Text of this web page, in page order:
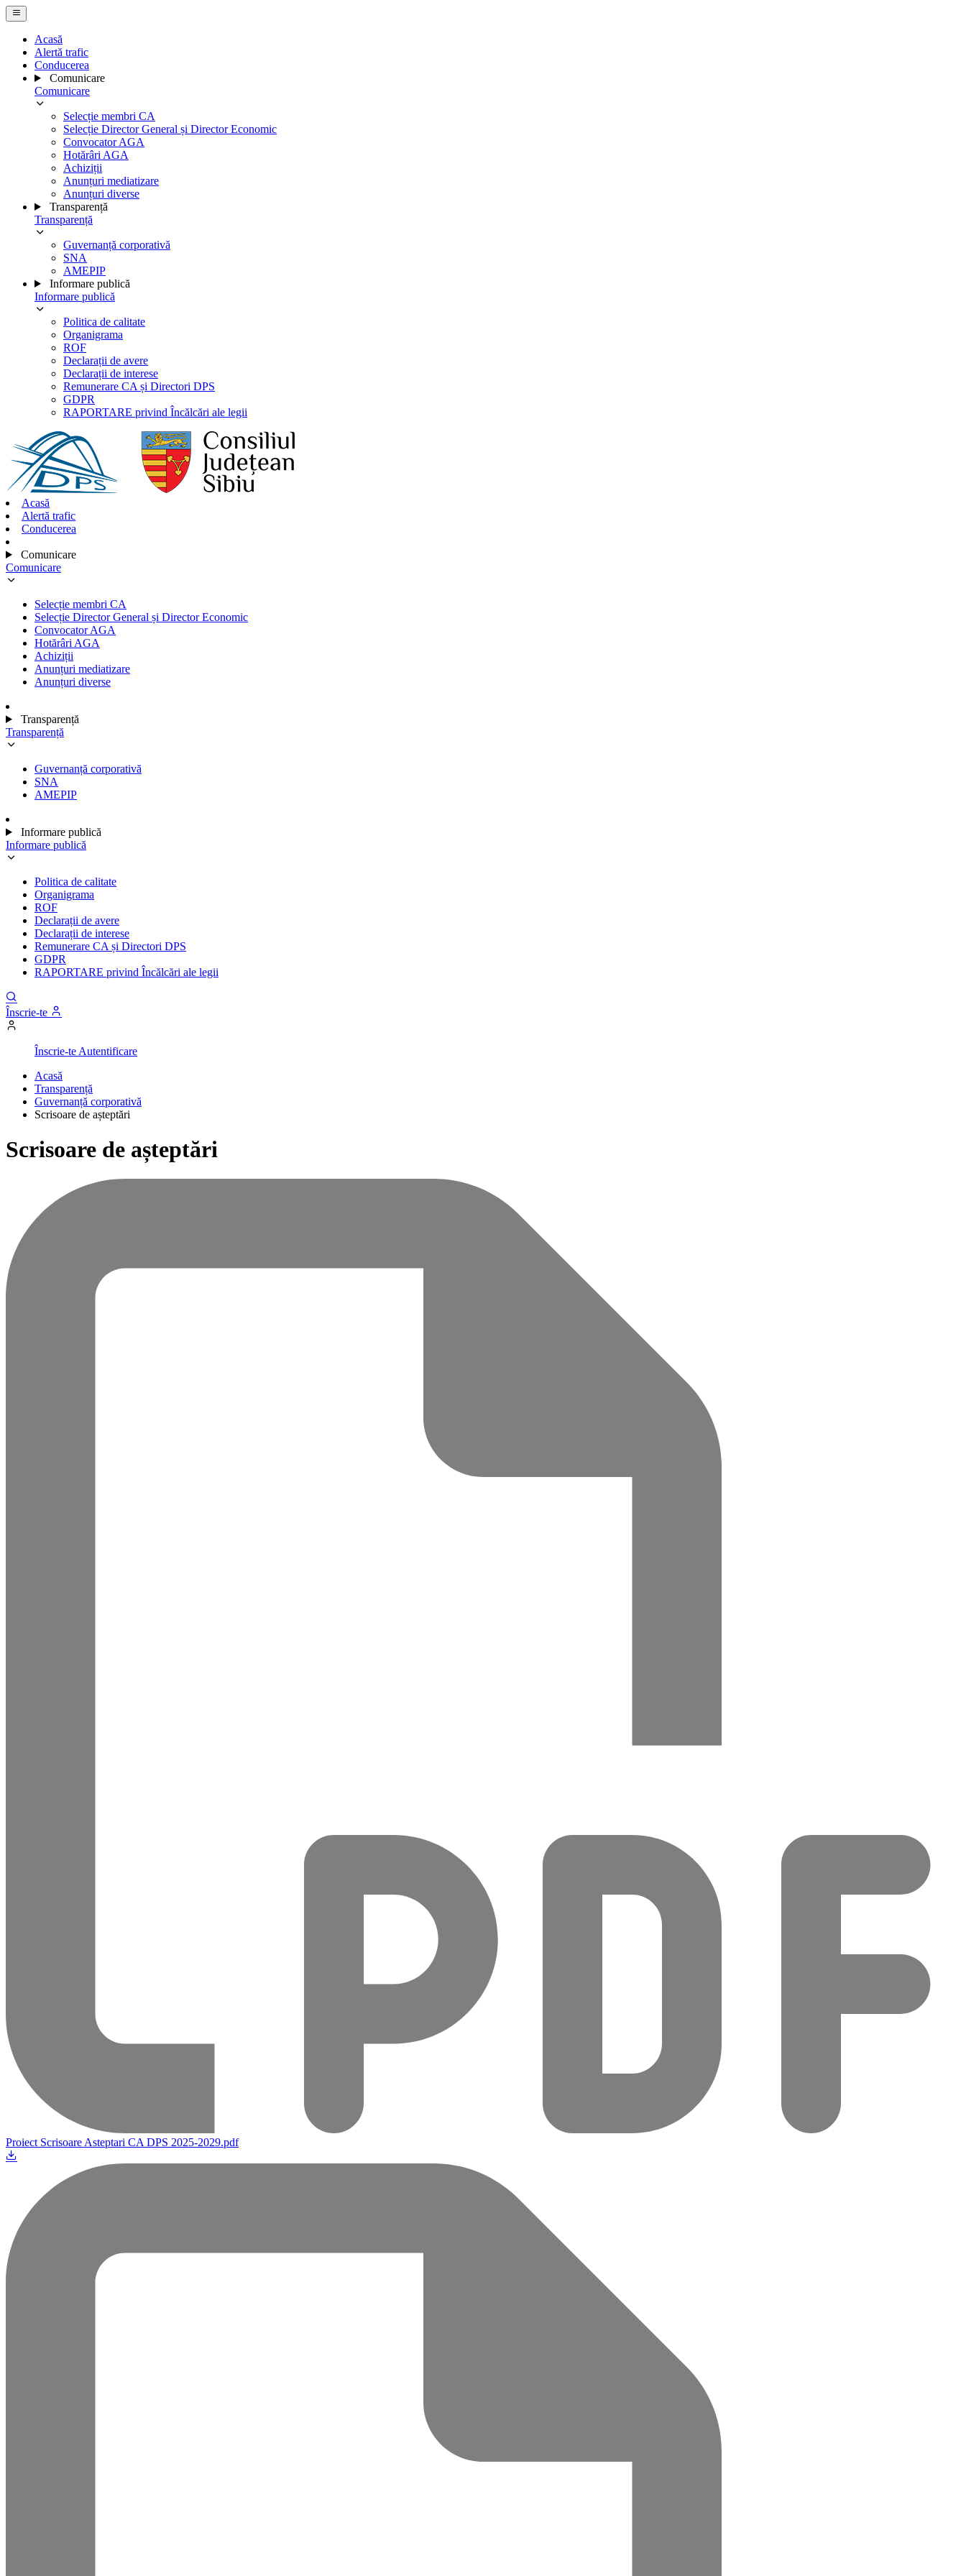
Acasă
Alertă trafic
Conducerea
Comunicare
Comunicare
Selecție membri CA
Selecție Director General și Director Economic
Convocator AGA
Hotărâri AGA
Achiziții
Anunțuri mediatizare
Anunțuri diverse
Transparență
Transparență
Guvernanță corporativă
SNA
AMEPIP
Informare publică
Informare publică
Politica de calitate
Organigrama
ROF
Declarații de avere
Declarații de interese
Remunerare CA și Directori DPS
GDPR
RAPORTARE privind Încălcări ale legii
Acasă
Alertă trafic
Conducerea
Comunicare
Comunicare
Selecție membri CA
Selecție Director General și Director Economic
Convocator AGA
Hotărâri AGA
Achiziții
Anunțuri mediatizare
Anunțuri diverse
Transparență
Transparență
Guvernanță corporativă
SNA
AMEPIP
Informare publică
Informare publică
Politica de calitate
Organigrama
ROF
Declarații de avere
Declarații de interese
Remunerare CA și Directori DPS
GDPR
RAPORTARE privind Încălcări ale legii
Înscrie-te
Înscrie-te Autentificare
Acasă
Transparență
Guvernanță corporativă
Scrisoare de așteptări
Scrisoare de așteptări
Proiect Scrisoare Asteptari CA DPS 2025-2029.pdf